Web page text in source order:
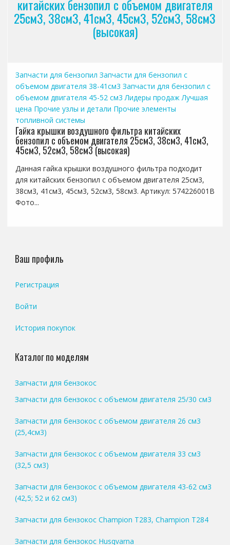
китайских бензопил с объемом двигателя
25см3, 38см3, 41см3, 45см3, 52см3, 58см3
(высокая)
Запчасти для бензопил Запчасти для бензопил с
объемом двигателя 38-41см3 Запчасти для бензопил с
объемом двигателя 45-52 см3 Лидеры продаж Лучшая
цена Прочие узлы и детали Прочие элементы
топливной системы
Гайка крышки воздушного фильтра китайских
бензопил с объемом двигателя 25см3, 38см3, 41см3,
45см3, 52см3, 58см3 (высокая)
Данная гайка крышки воздушного фильтра подходит
для китайских бензопил с объемом двигателя 25см3,
38см3, 41см3, 45см3, 52см3, 58см3. Артикул: 574226001B
Фото...
Ваш профиль
Регистрация
Войти
История покупок
Каталог по моделям
Запчасти для бензокос
Запчасти для бензокос с объемом двигателя 25/30 см3
Запчасти для бензокос с объемом двигателя 26 см3
(25,4см3)
Запчасти для бензокос с объемом двигателя 33 см3
(32,5 см3)
Запчасти для бензокос с объемом двигателя 43-62 см3
(42,5; 52 и 62 см3)
Запчасти для бензокос Champion T283, Champion T284
Запчасти для бензокос Husqvarna